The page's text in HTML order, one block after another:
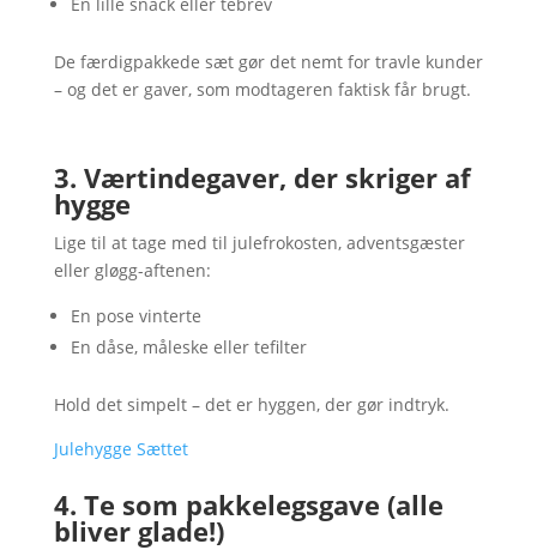
De færdigpakkede sæt gør det nemt for travle kunder
– og det er gaver, som modtageren faktisk får brugt.
3. Værtindegaver, der skriger af
hygge
Lige til at tage med til julefrokosten, adventsgæster
eller gløgg-aftenen:
En pose vinterte
En dåse, måleske eller tefilter
Hold det simpelt – det er hyggen, der gør indtryk.
Julehygge Sættet
4. Te som pakkelegsgave (alle
bliver glade!)